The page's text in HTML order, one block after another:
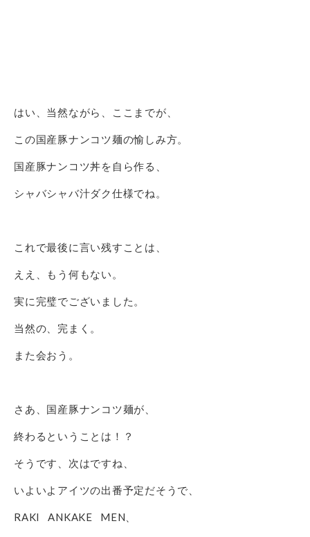
はい、当然ながら、ここまでが、
この国産豚ナンコツ麺の愉しみ方。
国産豚ナンコツ丼を自ら作る、
シャバシャバ汁ダク仕様でね。
これで最後に言い残すことは、
ええ、もう何もない。
実に完璧でございました。
当然の、完まく。
また会おう。
さあ、国産豚ナンコツ麺が、
終わるということは！？
そうです、次はですね、
いよいよアイツの出番予定だそうで、
RAKI ANKAKE MEN、